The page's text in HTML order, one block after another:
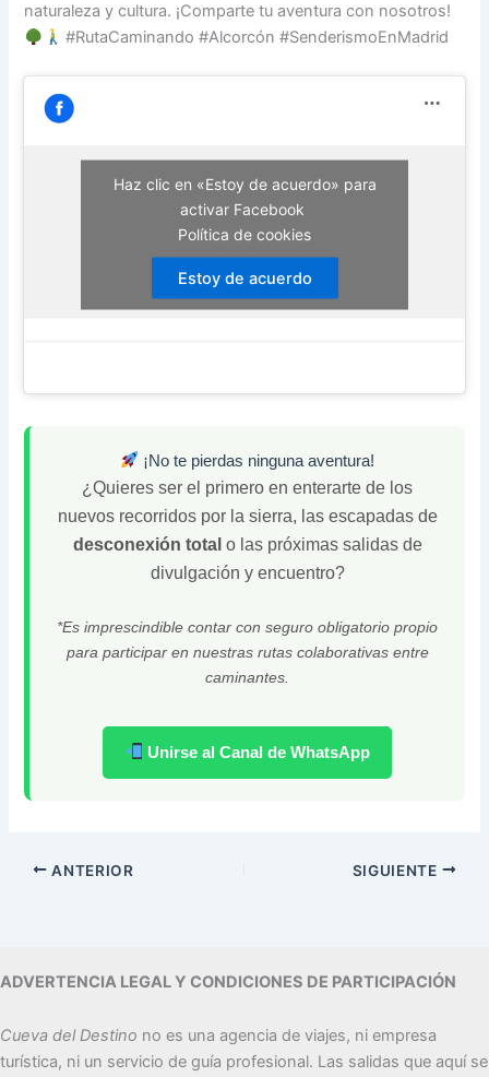
naturaleza y cultura. ¡Comparte tu aventura con nosotros!
#RutaCaminando #Alcorcón #SenderismoEnMadrid
Haz clic en «Estoy de acuerdo» para
activar Facebook
Política de cookies
Estoy de acuerdo
¡No te pierdas ninguna aventura!
¿Quieres ser el primero en enterarte de los
nuevos recorridos por la sierra, las escapadas de
desconexión total o las próximas salidas de
divulgación y encuentro?
*Es imprescindible contar con seguro obligatorio propio
para participar en nuestras rutas colaborativas entre
caminantes.
Unirse al Canal de WhatsApp
ANTERIOR SIGUIENTE
ADVERTENCIA LEGAL Y CONDICIONES DE PARTICIPACIÓN
Cueva del Destino no es una agencia de viajes, ni empresa
turística, ni un servicio de guía profesional. Las salidas que aquí se